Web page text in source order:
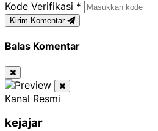
Kode Verifikasi *
Kirim Komentar
Balas Komentar
Kanal Resmi
kejajar